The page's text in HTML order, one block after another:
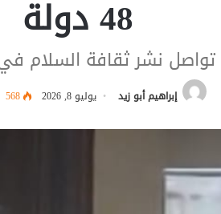
48 دولة
دولة وتدعو إلى بناء الإنسان وترسيخ
إبراهيم أبو زيد يوليو 8, 2026 568